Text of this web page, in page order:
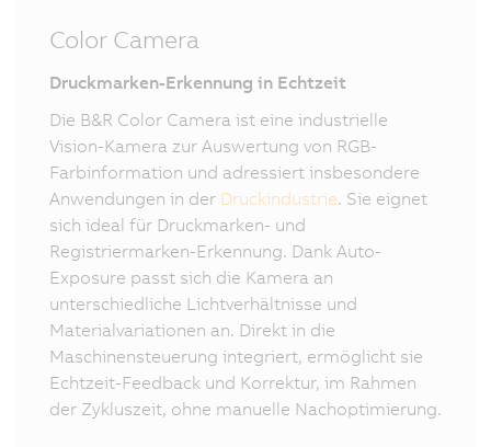
Color Camera
Druckmarken-Erkennung in Echtzeit
Die B&R Color Camera ist eine industrielle
Vision-Kamera zur Auswertung von RGB-
Farbinformation und adressiert insbesondere
Anwendungen in der Druckindustrie. Sie eignet
sich ideal für Druckmarken- und
Registriermarken-Erkennung. Dank Auto-
Exposure passt sich die Kamera an
unterschiedliche Lichtverhältnisse und
Materialvariationen an. Direkt in die
Maschinensteuerung integriert, ermöglicht sie
Echtzeit-Feedback und Korrektur, im Rahmen
der Zykluszeit, ohne manuelle Nachoptimierung.